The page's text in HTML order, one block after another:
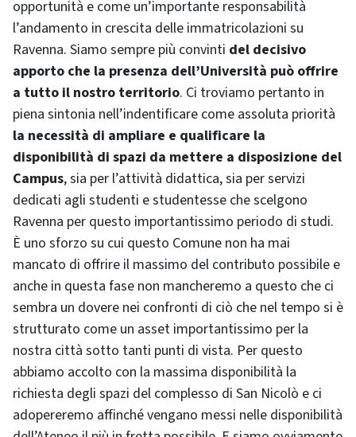
opportunità e come un’importante responsabilità
l’andamento in crescita delle immatricolazioni su
Ravenna. Siamo sempre più convinti del decisivo
apporto che la presenza dell’Università può offrire
a tutto il nostro territorio. Ci troviamo pertanto in
piena sintonia nell’indentificare come assoluta priorità
la necessità di ampliare e qualificare la
disponibilità di spazi da mettere a disposizione del
Campus, sia per l’attività didattica, sia per servizi
dedicati agli studenti e studentesse che scelgono
Ravenna per questo importantissimo periodo di studi.
È uno sforzo su cui questo Comune non ha mai
mancato di offrire il massimo del contributo possibile e
anche in questa fase non mancheremo a questo che ci
sembra un dovere nei confronti di ciò che nel tempo si è
strutturato come un asset importantissimo per la
nostra città sotto tanti punti di vista. Per questo
abbiamo accolto con la massima disponibilità la
richiesta degli spazi del complesso di San Nicolò e ci
adopereremo affinché vengano messi nelle disponibilità